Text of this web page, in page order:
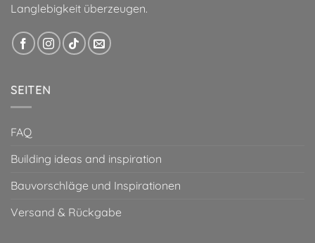
Langlebigkeit überzeugen.
SEITEN
FAQ
Building ideas and inspiration
Bauvorschläge und Inspirationen
Versand & Rückgabe